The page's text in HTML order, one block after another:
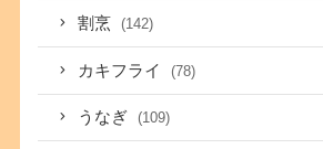
割烹 (142)
カキフライ (78)
うなぎ (109)